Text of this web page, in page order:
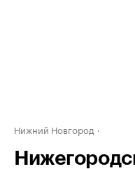
Нижний Новгород